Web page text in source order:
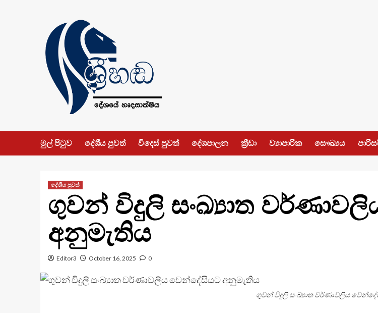
මුල් පිටුව දේශීය පුවත් විදෙස් පුවත් දේශපාලන ක්‍රීඩා ව්‍යාපාරික සෞඛ්‍යය
දේශීය පුවත්
ගුවන් විදුලි සංඛ්‍යාත
අනුමැතිය
Editor3 October 16, 2025 0
ගුවන් විදුලි සංඛ්‍යාත වර්ණාවලිය